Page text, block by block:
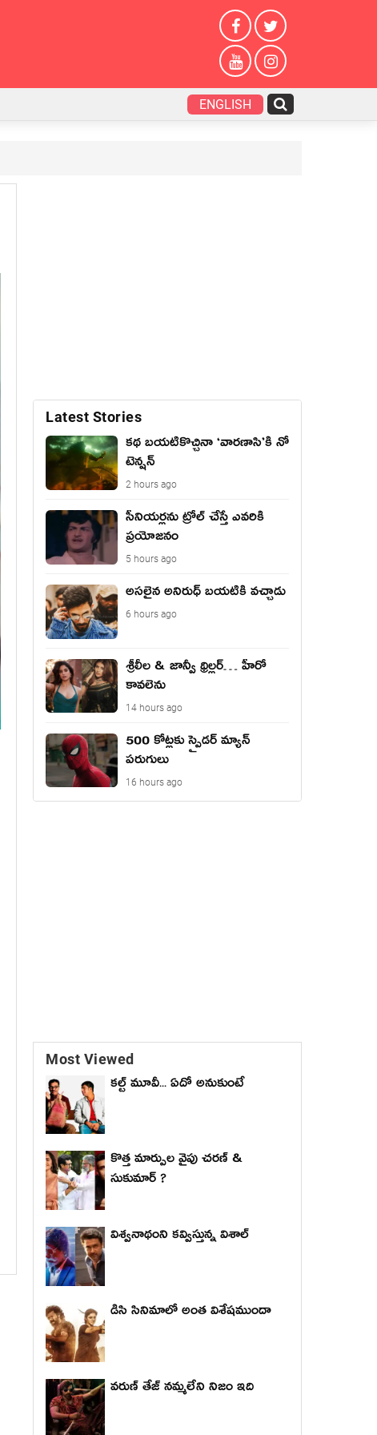
ENGLISH
Latest Stories
కథ బయటికొచ్చినా ‘వారణాసి’కి నో
టెన్షన్
2 hours ago
సీనియర్లను ట్రోల్ చేస్తే ఎవరికి
ప్రయోజనం
5 hours ago
అసలైన అనిరుధ్ బయటికి వచ్చాడు
6 hours ago
శ్రీలీల & జాన్వీ థ్రిల్లర్… హీరో
కావలెను
14 hours ago
500 కోట్లకు స్పైడర్ మ్యాన్
పరుగులు
16 hours ago
Most Viewed
కల్ట్ మూవీ... ఏదో అనుకుంటే
కొత్త మార్పుల వైపు చరణ్ &
సుకుమార్ ?
విశ్వనాథంని కవ్విస్తున్న విశాల్
డిసి సినిమాలో అంత విశేషముందా
వరుణ్ తేజ్ నమ్మలేని నిజం ఇది